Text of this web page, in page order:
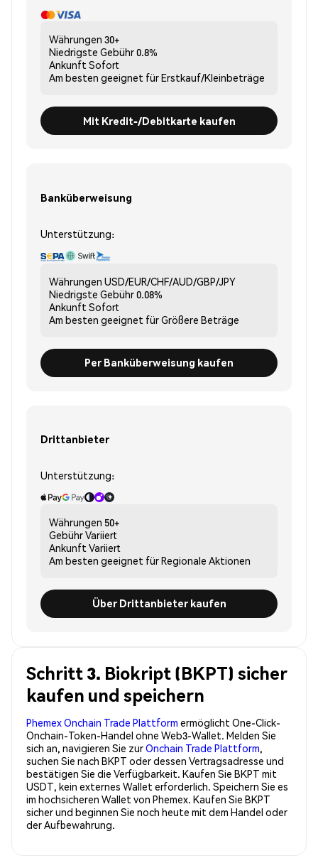
Währungen 30+
Niedrigste Gebühr0.8%
Ankunft Sofort
Am besten geeignet fürErstkauf/Kleinbeträge
Mit Kredit-/Debitkarte kaufen
Banküberweisung
Unterstützung:
Währungen USD/EUR/CHF/AUD/GBP/JPY
Niedrigste Gebühr0.08%
Ankunft Sofort
Am besten geeignet fürGrößere Beträge
Per Banküberweisung kaufen
Drittanbieter
Unterstützung:
Währungen 50+
GebührVariiert
Ankunft Variiert
Am besten geeignet fürRegionale Aktionen
Über Drittanbieter kaufen
Schritt 3. Biokript (BKPT) sicher
kaufen und speichern
Phemex Onchain Trade Plattform ermöglicht One-Click-
Onchain-Token-Handel ohne Web3-Wallet. Melden Sie
sich an, navigieren Sie zurOnchain Trade Plattform,
suchen Sie nach BKPT oder dessen Vertragsadresse und
bestätigen Sie die Verfügbarkeit. Kaufen Sie BKPT mit
USDT, kein externes Wallet erforderlich. Speichern Sie es
im hochsicheren Wallet von Phemex. Kaufen Sie BKPT
sicher und beginnen Sie noch heute mit dem Handel oder
der Aufbewahrung.